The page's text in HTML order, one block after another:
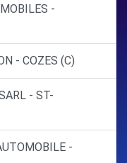
-
- COZES (C)
- ST-
-